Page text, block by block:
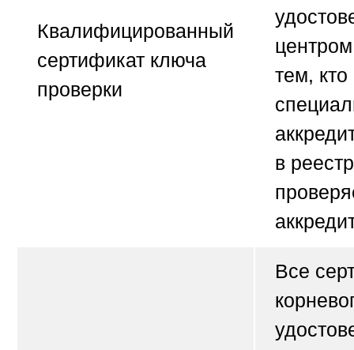
Квалифицированный
сертификат ключа
проверки
тем,
в
Все